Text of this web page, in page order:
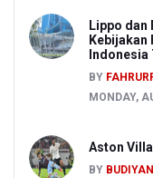
Lippo dan
Kebijakan
BY
MONDAY,
Aston
BY